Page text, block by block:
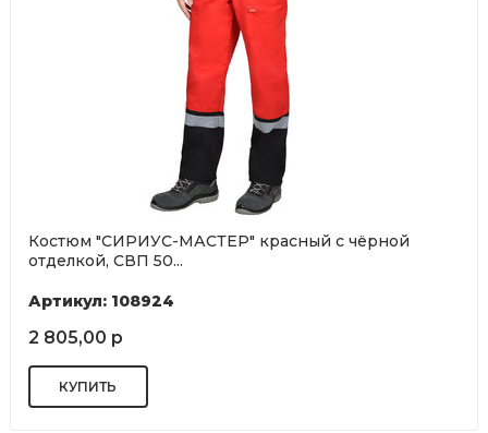
Костюм "СИРИУС-МАСТЕР" красный с чёрной
отделкой, СВП 50...
Артикул: 108924
2 805,00 р